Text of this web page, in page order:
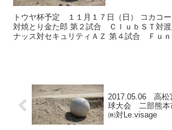
トウヤ杯予定 １１月１７日（日） コカコ
対焼とり金た郎 第２試合 ＣｌｕｂＳＴ対
ナッス対セキュリティＡＺ 第４試合 Ｆｕ
2017.05.06 高松
球大会 二部熊本
㈱対Le.visage